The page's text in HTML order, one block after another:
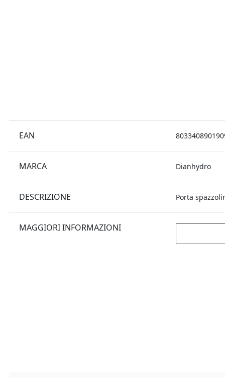
EAN
MARCA Dianhydro
DESCRIZIONE Porta
MAGGIORI INFORMAZIONI